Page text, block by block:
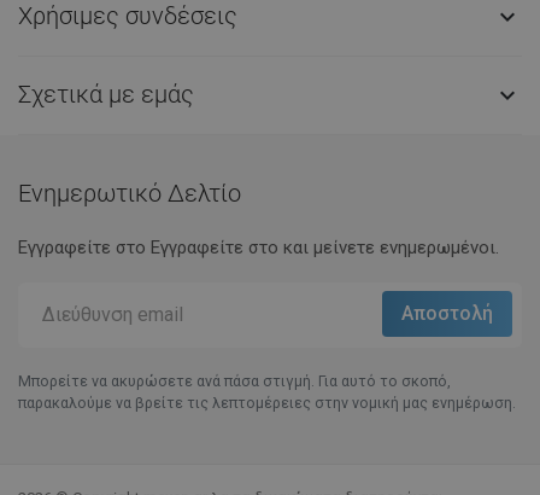
Χρήσιμες συνδέσεις 
Σχετικά με εμάς 
Ενημερωτικό Δελτίο
Εγγραφείτε στο Eγγραφείτε στο και μείνετε ενημερωμένοι.
Μπορείτε να ακυρώσετε ανά πάσα στιγμή. Για αυτό το σκοπό,
παρακαλούμε να βρείτε τις λεπτομέρειες στην νομική μας ενημέρωση.